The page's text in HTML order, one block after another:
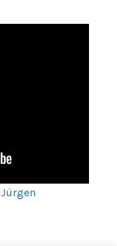
Jürgen